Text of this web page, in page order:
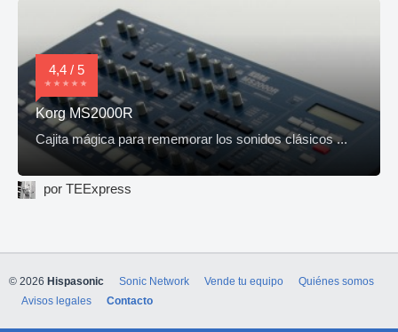
4,4 / 5
Korg MS2000R
Cajita mágica para rememorar los sonidos clásicos ...
por TEExpress
© 2026 Hispasonic Sonic Network Vende tu equipo
Quiénes somos
Avisos legales
Contacto